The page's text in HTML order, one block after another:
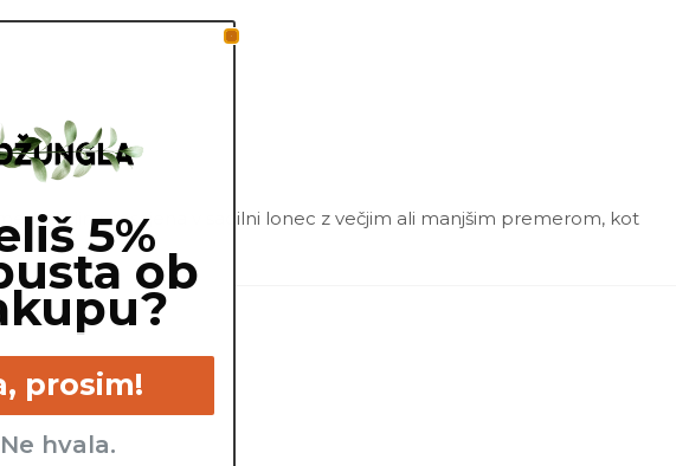
rastlin presajena v sadilni lonec z večjim ali manjšim premerom, kot
5%
ob
prosim!
Ne hvala.